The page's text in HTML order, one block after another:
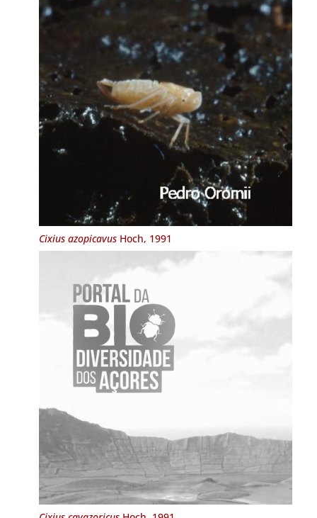
Cixius azopicavusHoch, 1991